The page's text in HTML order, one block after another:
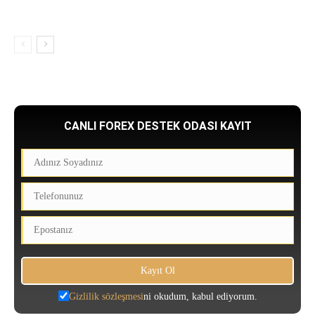
CANLI FOREX DESTEK ODASI KAYIT
Gizlilik sözleşmesini okudum, kabul ediyorum.